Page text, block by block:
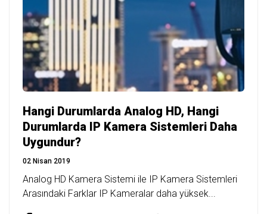
Hangi Durumlarda Analog HD, Hangi
Durumlarda IP Kamera Sistemleri Daha
Uygundur?
02 Nisan 2019
Analog HD Kamera Sistemi ile IP Kamera Sistemleri
Arasındaki Farklar IP Kameralar daha yüksek...